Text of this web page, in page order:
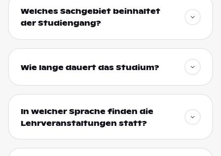
Welches Sachgebiet beinhaltet
der Studiengang?
Wie lange dauert das Studium?
In welcher Sprache finden die
Lehrveranstaltungen statt?